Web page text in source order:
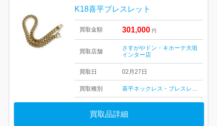
K18喜平ブレスレット
買取金額 301,000 円
買取店舗
さすがやドン・キホーテ大垣
インター店
買取日 02月27日
買取種別 喜平ネックレス・ブレスレット
買取品詳細